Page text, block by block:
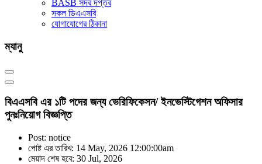
BASB সদর দপ্তর
সকল ডিএএসবি
যোগাযোগের ঠিকানা
ম্যানু
বিএএসবি এর ১টি পদের জন্য ভেরিফিকেসন/ ইনভেস্টিগেশন অফিসার
পুনঃনিয়োগ বিজ্ঞপ্তি
Post: notice
পোষ্ট এর তারিখ: 14 May, 2026 12:00:00am
মেয়াদ শেষ হবে: 30 Jul, 2026